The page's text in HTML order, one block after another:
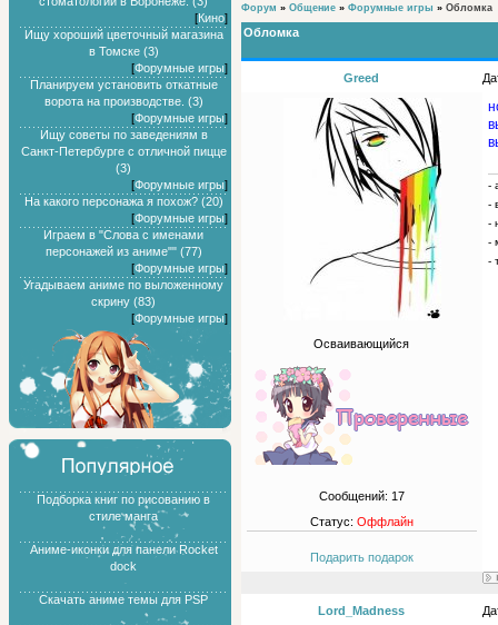
[Кино]
Ищу хороший цветочный магазина
в Томске (3)
[Форумные игры]
Планируем установить откатные
ворота на производстве. (3)
[Форумные игры]
Ищу советы по заведениям в
Санкт-Петербурге с отличной пицце
(3)
[Форумные игры]
На какого персонажа я похож? (20)
[Форумные игры]
Играем в "Слова с именами
персонажей из аниме"" (77)
[Форумные игры]
Угадываем аниме по выложенному
скрину (83)
[Форумные игры]
Подборка книг по рисованию в
стиле манга
Аниме-иконки для панели Rocket
dock
Скачать аниме темы для PSP
Форум » Общение » Форумные игры » Обломка
Обломка
Greed
Осваивающийся
Сообщений: 17
Статус: Оффлайн
Подарить подарок
-
-
-
-
-
Lord_Madness